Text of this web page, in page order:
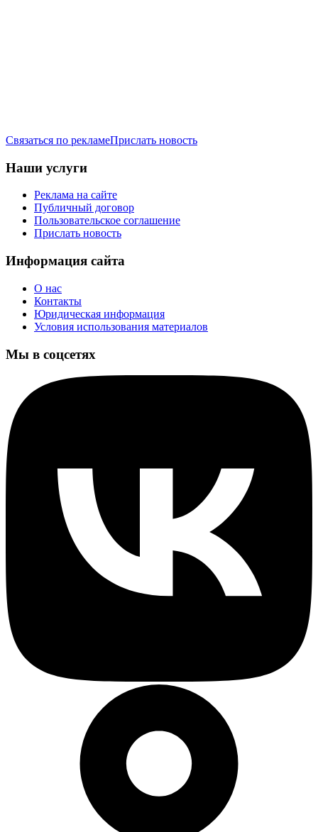
Связаться по рекламеПрислать новость
Наши услуги
Реклама на сайте
Публичный договор
Пользовательское соглашение
Прислать новость
Информация сайта
О нас
Контакты
Юридическая информация
Условия использования материалов
Мы в соцсетях